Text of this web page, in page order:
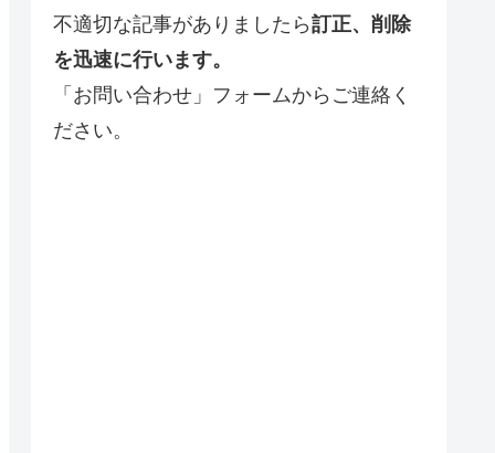
不適切な記事がありましたら訂正、削除
を迅速に行います。
「お問い合わせ」フォームからご連絡く
ださい。